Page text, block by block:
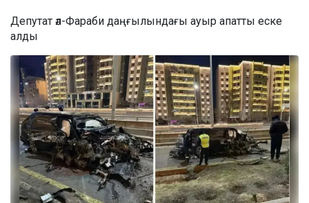
Депутат әл-Фараби даңғылындағы ауыр апатты еске
алды